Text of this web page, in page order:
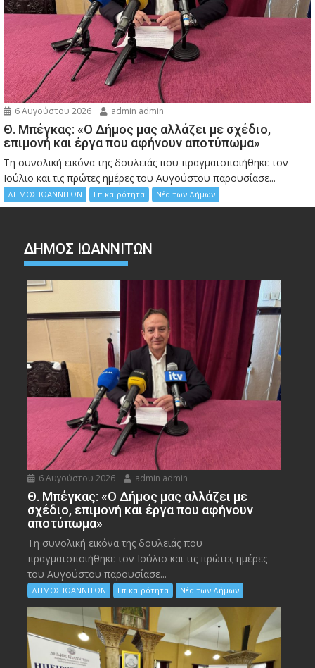
6 Αυγούστου 2026 admin admin
Θ. Μπέγκας: «Ο Δήμος μας αλλάζει με σχέδιο,
επιμονή και έργα που αφήνουν αποτύπωμα»
Τη συνολική εικόνα της δουλειάς που πραγματοποιήθηκε τον
Ιούλιο και τις πρώτες ημέρες του Αυγούστου παρουσίασε...
ΔΗΜΟΣ ΙΩΑΝΝΙΤΩΝ Επικαιρότητα Νέα των Δήμων
ΔΗΜΟΣ ΙΩΑΝΝΙΤΩΝ
6 Αυγούστου 2026 admin admin
Θ. Μπέγκας: «Ο Δήμος μας αλλάζει με
σχέδιο, επιμονή και έργα που αφήνουν
αποτύπωμα»
Τη συνολική εικόνα της δουλειάς που
πραγματοποιήθηκε τον Ιούλιο και τις πρώτες ημέρες
του Αυγούστου παρουσίασε...
ΔΗΜΟΣ ΙΩΑΝΝΙΤΩΝ Επικαιρότητα Νέα των Δήμων